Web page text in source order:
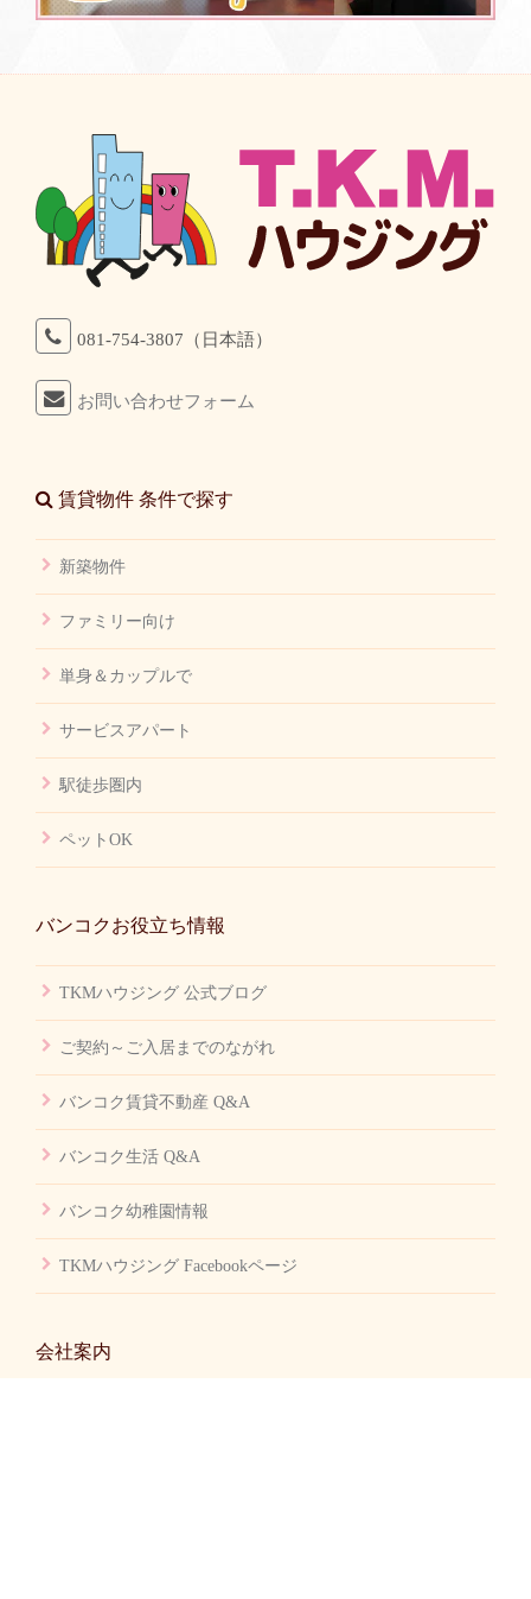
081-754-3807（日本語）
お問い合わせフォーム
賃貸物件 条件で探す
新築物件
ファミリー向け
単身＆カップルで
サービスアパート
駅徒歩圏内
ペットOK
バンコクお役立ち情報
TKMハウジング 公式ブログ
ご契約～ご入居までのながれ
バンコク賃貸不動産 Q&A
バンコク生活 Q&A
バンコク幼稚園情報
TKMハウジング Facebookページ
会社案内